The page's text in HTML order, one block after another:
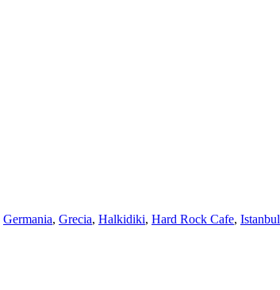
Germania, Grecia, Halkidiki, Hard Rock Cafe, Istanbul